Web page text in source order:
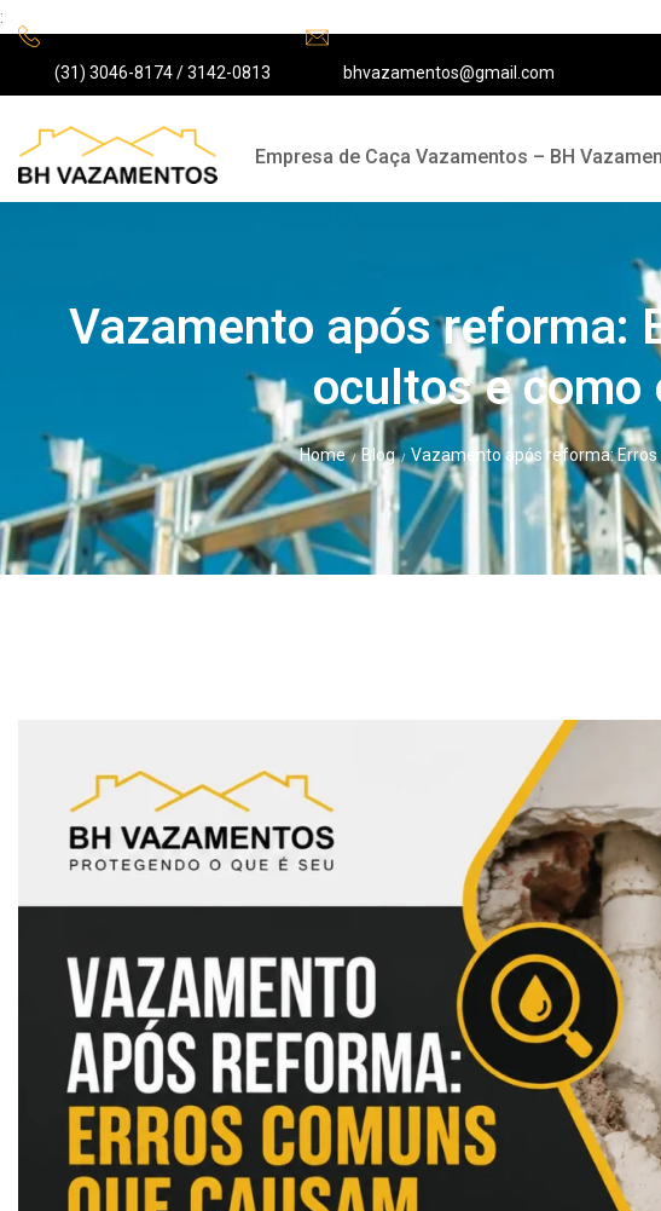
:
(31) 3046-8174 / 3142-0813 bhvazamentos@gmail.com
Empresa de Caça Vazamentos – BH
Vazamento após reforma:
ocultos e
Home / Blog / Vazamento após reforma: